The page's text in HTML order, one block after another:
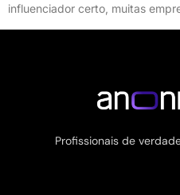
influenciador certo, muitas
Profissionais de